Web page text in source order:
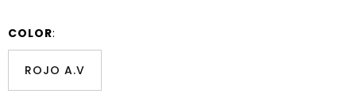
COLOR:
ROJO A.V